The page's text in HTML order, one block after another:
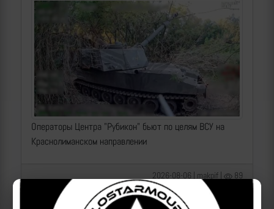
Операторы Центра "Рубикон" бьют по целям ВСУ на
Краснолиманском направлении
2026-08-06 | makpif | 89